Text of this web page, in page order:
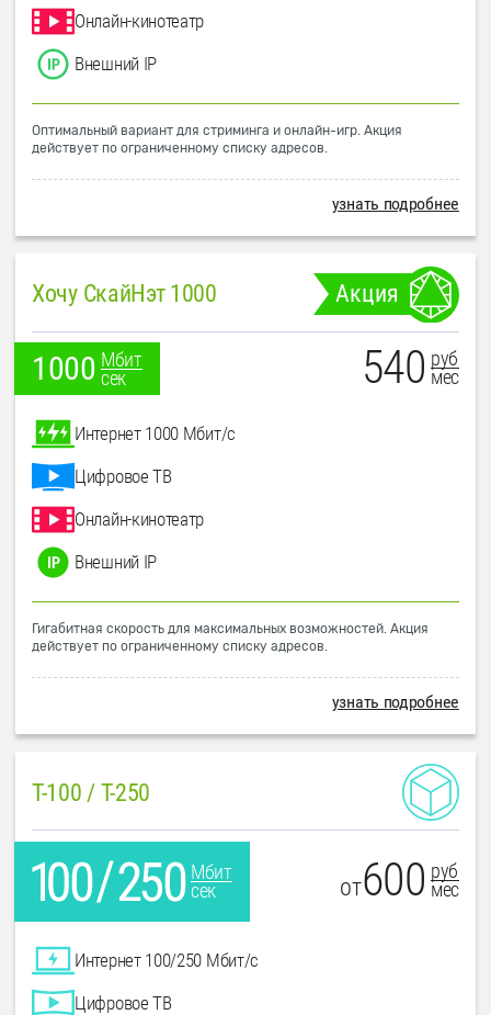
Онлайн-кинотеатр
Внешний IP
Оптимальный вариант для стриминга и онлайн-игр. Акция
действует по ограниченному списку адресов.
узнать подробнее
Хочу СкайНэт 1000 Акция
1000 Мбит
сек
540 руб
мес
Интернет 1000 Мбит/с
Цифровое ТВ
Онлайн-кинотеатр
Внешний IP
Гигабитная скорость для максимальных возможностей. Акция
действует по ограниченному списку адресов.
узнать подробнее
T-100 / T-250
Мбит
сек
от600 руб
мес
Интернет 100/250 Мбит/с
Цифровое ТВ